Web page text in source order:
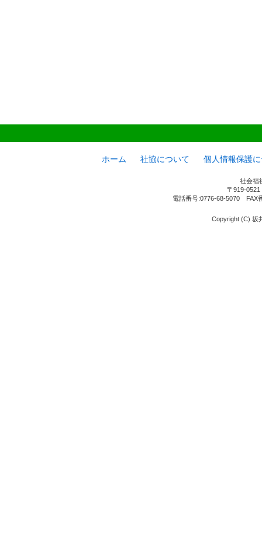
ホーム 社協について 個人情報保護
社会福
〒919-
電話番号:0776-68-5070
Copyright (C) 坂